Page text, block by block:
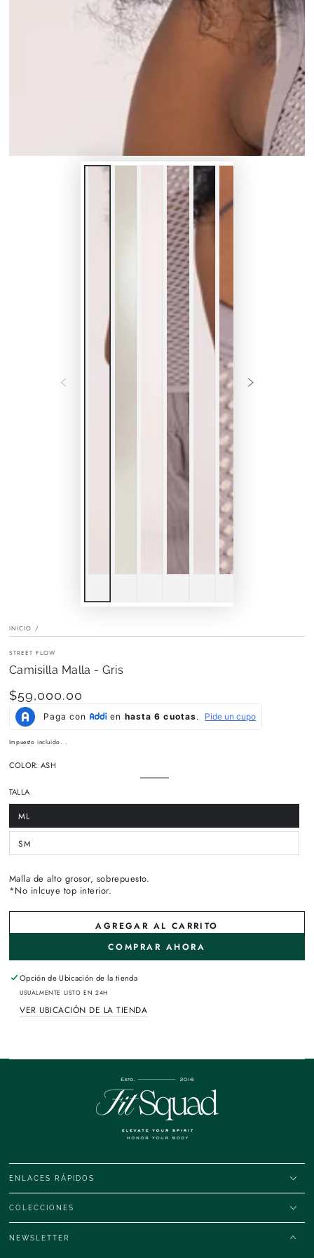
INICIO /
STREET FLOW
Camisilla Malla - Gris
Precio
regular
$59,000.00
Impuesto incluido. .
COLOR:ASH
ASH
Variante
no
TALLA
ML
Variante
agotada
o
no
disponible
SM
Variante
agotada
disponible
Malla de alto grosor, sobrepuesto.
*No inlcuye top interior.
AGREGAR AL CARRITO
COMPRAR AHORA
Opción deUbicación de la tienda
USUALMENTE LISTO EN 24H
VER UBICACIÓN DE LA TIENDA
ENLACES RÁPIDOS
COLECCIONES
NEWSLETTER